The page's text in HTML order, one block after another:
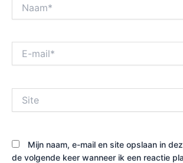
mail*
Mijn naam, e-mail en site opslaan in
de volgende keer wanneer ik een reactie